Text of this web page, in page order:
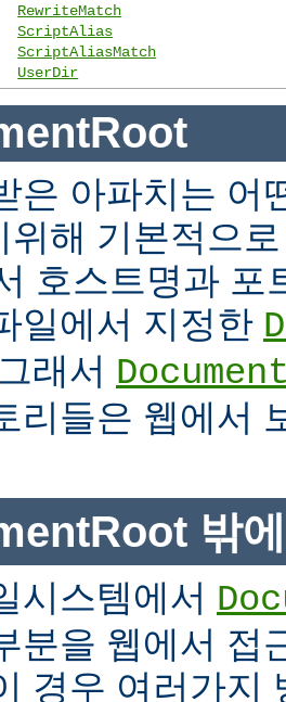
RewriteMatch
ScriptAlias
ScriptAliasMatch
UserDir
은 아파치는 어
위해 기본적으
호스트명과 포
일에서 지정한
래서
리들은 웹에서
밖
시스템에서
분을 웹에서 접
경우 여러가지